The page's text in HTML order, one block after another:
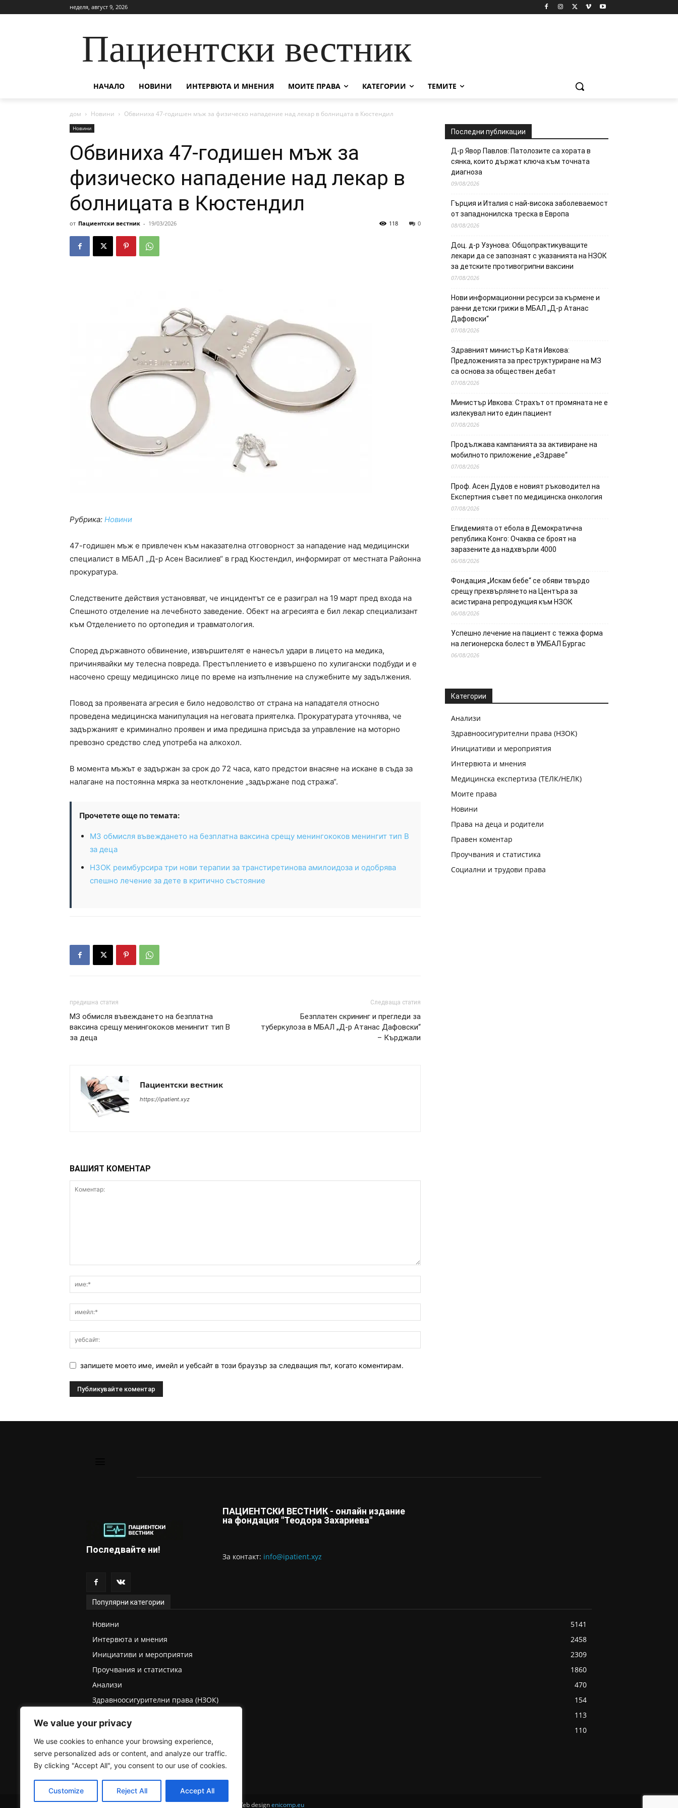
We value your privacy
We use cookies to enhance your browsing experience,
serve personalized ads or content, and analyze our traffic.
By clicking "Accept All", you consent to our use of cookies.
Customize Reject All Accept All
неделя, август 9, 2026
Пациентски вестник
НАЧАЛО НОВИНИ ИНТЕРВЮТА И МНЕНИЯ МОИТЕ ПРАВА КАТЕГОРИИ ТЕМИТЕ
дом Новини Обвиниха 47-годишен мъж за физическо нападение над лекар в болницата в Кюстендил
Новини
Обвиниха 47-годишен мъж за
физическо нападение над лекар в
болницата в Кюстендил
от Пациентски вестник - 19/03/2026 0
118
Рубрика: Новини
47-годишен мъж е привлечен към наказателна отговорност за нападение над медицински
специалист в МБАЛ „Д-р Асен Василиев“ в град Кюстендил, информират от местната Районна
прокуратура.
Следствените действия установяват, че инцидентът се е разиграл на 19 март пред входа на
Спешното отделение на лечебното заведение. Обект на агресията е бил лекар специализант
към Отделението по ортопедия и травматология.
Според държавното обвинение, извършителят е нанесъл удари в лицето на медика,
причинявайки му телесна повреда. Престъплението е извършено по хулигански подбуди и е
насочено срещу медицинско лице по време на изпълнение на служебните му задължения.
Повод за проявената агресия е било недоволство от страна на нападателя относно
проведена медицинска манипулация на неговата приятелка. Прокуратурата уточнява, че
задържаният е криминално проявен и има предишна присъда за управление на моторно
превозно средство след употреба на алкохол.
В момента мъжът е задържан за срок до 72 часа, като предстои внасяне на искане в съда за
налагане на постоянна мярка за неотклонение „задържане под стража“.
Прочетете още по темата:
МЗ обмисля въвеждането на безплатна ваксина срещу менингококов менингит тип В
за деца
НЗОК реимбурсира три нови терапии за транстиретинова амилоидоза и одобрява
спешно лечение за дете в критично състояние
предишна статия
МЗ обмисля въвеждането на безплатна
ваксина срещу менингококов менингит тип В
за деца
Следваща статия
Безплатен скрининг и прегледи за
туберкулоза в МБАЛ „Д-р Атанас Дафовски“
– Кърджали
Пациентски вестник
https://ipatient.xyz
ВАШИЯТ КОМЕНТАР
запишете моето име, имейл и уебсайт в този браузър за следващия път, когато коментирам.
Последни публикации
Д-р Явор Павлов: Патолозите са хората в
сянка, които държат ключа към точната
диагноза
09/08/2026
Гърция и Италия с най-висока заболеваемост
от западнонилска треска в Европа
08/08/2026
Доц. д-р Узунова: Общопрактикуващите
лекари да се запознаят с указанията на НЗОК
за детските противогрипни ваксини
07/08/2026
Нови информационни ресурси за кърмене и
ранни детски грижи в МБАЛ „Д-р Атанас
Дафовски“
07/08/2026
Здравният министър Катя Ивкова:
Предложенията за преструктуриране на МЗ
са основа за обществен дебат
07/08/2026
Министър Ивкова: Страхът от промяната не е
излекувал нито един пациент
07/08/2026
Продължава кампанията за активиране на
мобилното приложение „еЗдраве“
07/08/2026
Проф. Асен Дудов е новият ръководител на
Експертния съвет по медицинска онкология
07/08/2026
Епидемията от ебола в Демократична
република Конго: Очаква се броят на
заразените да надхвърли 4000
06/08/2026
Фондация „Искам бебе“ се обяви твърдо
срещу прехвърлянето на Центъра за
асистирана репродукция към НЗОК
06/08/2026
Успешно лечение на пациент с тежка форма
на легионерска болест в УМБАЛ Бургас
06/08/2026
Категории
Анализи
Здравноосигурителни права (НЗОК)
Инициативи и мероприятия
Интервюта и мнения
Медицинска експертиза (ТЕЛК/НЕЛК)
Моите права
Новини
Права на деца и родители
Правен коментар
Проучвания и статистика
Социални и трудови права
Последвайте ни!
ПАЦИЕНТСКИ ВЕСТНИК - онлайн издание
на фондация "Теодора Захариева"
За контaкт: info@ipatient.xyz
Популярни категории
Новини
5141
Интервюта и мнения
2458
Инициативи и мероприятия
2309
Проучвания и статистика
1860
Анализи
470
Здравноосигурителни права (НЗОК)
154
113
Медицинска експертиза (ТЕЛК/НЕЛК)
110
2025 © Пациентски вестник. Всички права запазени . Web designenicomp.eu